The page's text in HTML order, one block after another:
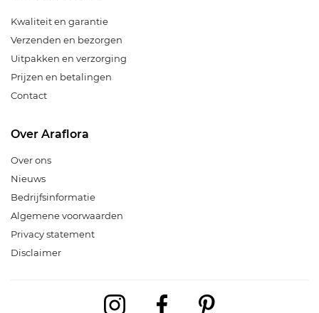
Kwaliteit en garantie
Verzenden en bezorgen
Uitpakken en verzorging
Prijzen en betalingen
Contact
Over Araflora
Over ons
Nieuws
Bedrijfsinformatie
Algemene voorwaarden
Privacy statement
Disclaimer